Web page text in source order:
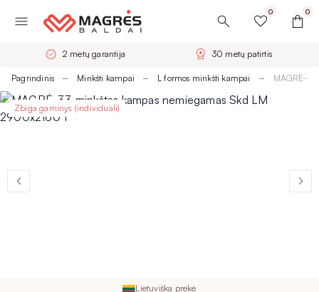
0 0
2 metų garantija 30 metų patirtis
Pagrindinis Minkšti kampai L formos minkšti kampai MAGRĖ-
Zbiga gaminys (individuali)
Lietuviška prekė